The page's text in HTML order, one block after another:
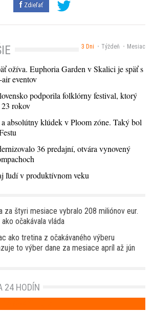
Zdieľať
3 Dni Týždeň Mesiac
ožíva. Euphoria Garden v Skalici je späť s
eventov
podporila folklórny festival, ktorý
23 rokov
absolútny klúdek v Ploom zóne. Taký bol
36 predajní, otvára vynovený
ľudí v produktívnom veku
za štyri mesiace vybralo 208 miliónov eur.
očakávala vláda
ako tretina z očakávaného výberu
to výber dane za mesiace apríl až jún
24 HODÍN